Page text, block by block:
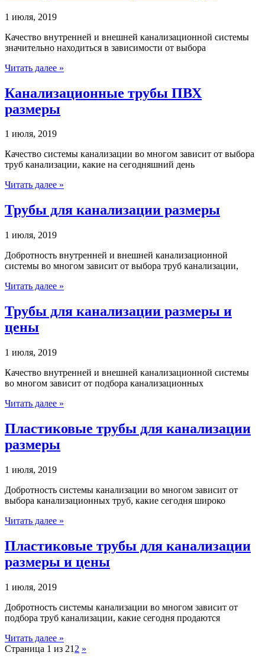
1 июля, 2019
Качество внутренней и внешней канализационной системы
значительно находиться в зависимости от выбора
Читать далее »
Канализационные трубы ПВХ
размеры
1 июля, 2019
Качество системы канализации во многом зависит от выбора
труб канализации, какие на сегодняшний день
Читать далее »
Трубы для канализации размеры
1 июля, 2019
Добротность внутренней и внешней канализационной
системы во многом зависит от выбора труб канализации,
Читать далее »
Трубы для канализации размеры и
цены
1 июля, 2019
Качество внутренней и внешней канализационной системы
во многом зависит от подбора канализационных
Читать далее »
Пластиковые трубы для канализации
размеры
1 июля, 2019
Добротность системы канализации во многом зависит от
выбора канализационных труб, какие сегодня широко
Читать далее »
Пластиковые трубы для канализации
размеры и цены
1 июля, 2019
Добротность системы канализации во многом зависит от
подбора труб канализации, какие сегодня продаются
Читать далее »
Страница 1 из 21 2 »